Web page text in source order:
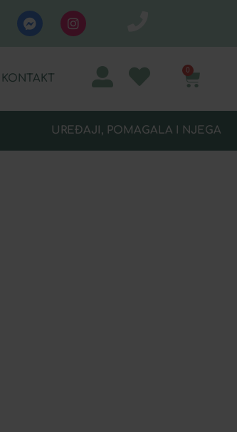
KONTAKT
0
UREĐAJI, POMAGALA I NJEGA